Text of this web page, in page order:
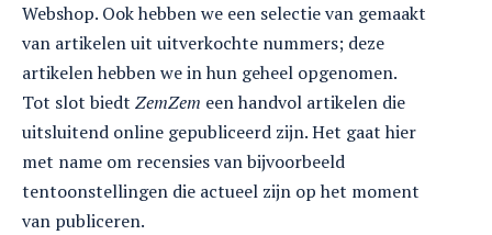
Webshop. Ook hebben we een selectie van gemaakt
van artikelen uit uitverkochte nummers; deze
artikelen hebben we in hun geheel opgenomen.
Tot slot biedt ZemZem een handvol artikelen die
uitsluitend online gepubliceerd zijn. Het gaat hier
met name om recensies van bijvoorbeeld
tentoonstellingen die actueel zijn op het moment
van publiceren.